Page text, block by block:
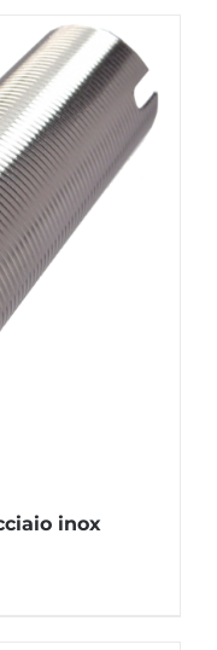
inox